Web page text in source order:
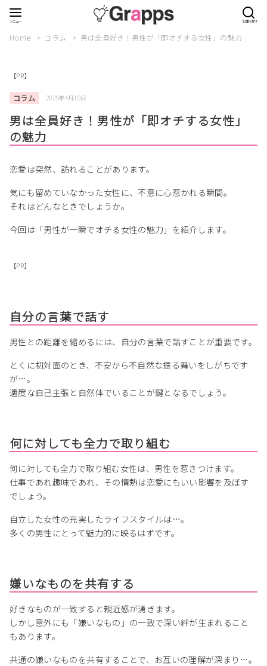
Home コラム 男は全員好き！男性が「即オチする女性」の魅力
【PR】
コラム 2025年4月10日
男は全員好き！男性が「即オチする女性」
の魅力
恋愛は突然、訪れることがあります。
気にも留めていなかった女性に、不意に心惹かれる瞬間。
それはどんなときでしょうか。
今回は「男性が一瞬でオチる女性の魅力」を紹介します。
【PR】
自分の言葉で話す
男性との距離を縮めるには、自分の言葉で話すことが重要です。
とくに初対面のとき、不安から不自然な振る舞いをしがちです
が…。
適度な自己主張と自然体でいることが鍵となるでしょう。
何に対しても全力で取り組む
何に対しても全力で取り組む女性は、男性を惹きつけます。
仕事であれ趣味であれ、その情熱は恋愛にもいい影響を及ぼす
でしょう。
自立した女性の充実したライフスタイルは…。
多くの男性にとって魅力的に映るはずです。
嫌いなものを共有する
好きなものが一致すると親近感が湧きます。
しかし意外にも「嫌いなもの」の一致で深い絆が生まれること
もあります。
共通の嫌いなものを共有することで、お互いの理解が深まり…。